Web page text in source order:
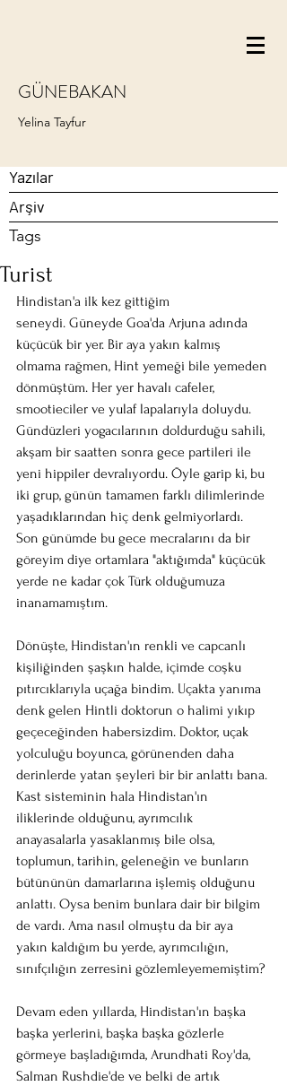
GÜNEBAKAN
Yelina Tayfur
Yazılar
Arşiv
Tags
Turist
Hindistan'a ilk kez gittiğim
seneydi. Güneyde Goa'da Arjuna adında
küçücük bir yer. Bir aya yakın kalmış
olmama rağmen, Hint yemeği bile yemeden
dönmüştüm. Her yer havalı cafeler,
smootieciler ve yulaf lapalarıyla doluydu.
Gündüzleri yogacılarının doldurduğu sahili,
akşam bir saatten sonra gece partileri ile
yeni hippiler devralıyordu. Öyle garip ki, bu
iki grup, günün tamamen farklı dilimlerinde
yaşadıklarından hiç denk gelmiyorlardı.
Son günümde bu gece mecralarını da bir
göreyim diye ortamlara "aktığımda" küçücük
yerde ne kadar çok Türk olduğumuza
inanamamıştım.
Dönüşte, Hindistan'ın renkli ve capcanlı
kişiliğinden şaşkın halde, içimde coşku
pıtırcıklarıyla uçağa bindim. Uçakta yanıma
denk gelen Hintli doktorun o halimi yıkıp
geçeceğinden habersizdim. Doktor, uçak
yolculuğu boyunca, görünenden daha
derinlerde yatan şeyleri bir bir anlattı bana.
Kast sisteminin hala Hindistan'ın
iliklerinde olduğunu, ayrımcılık
anayasalarla yasaklanmış bile olsa,
toplumun, tarihin, geleneğin ve bunların
bütününün damarlarına işlemiş olduğunu
anlattı. Oysa benim bunlara dair bir bilgim
de vardı. Ama nasıl olmuştu da bir aya
yakın kaldığım bu yerde, ayrımcılığın,
sınıfçılığın zerresini gözlemleyememiştim?
Devam eden yıllarda, Hindistan'ın başka
başka yerlerini, başka başka gözlerle
görmeye başladığımda, Arundhati Roy'da,
Salman Rushdie'de ve belki de artık